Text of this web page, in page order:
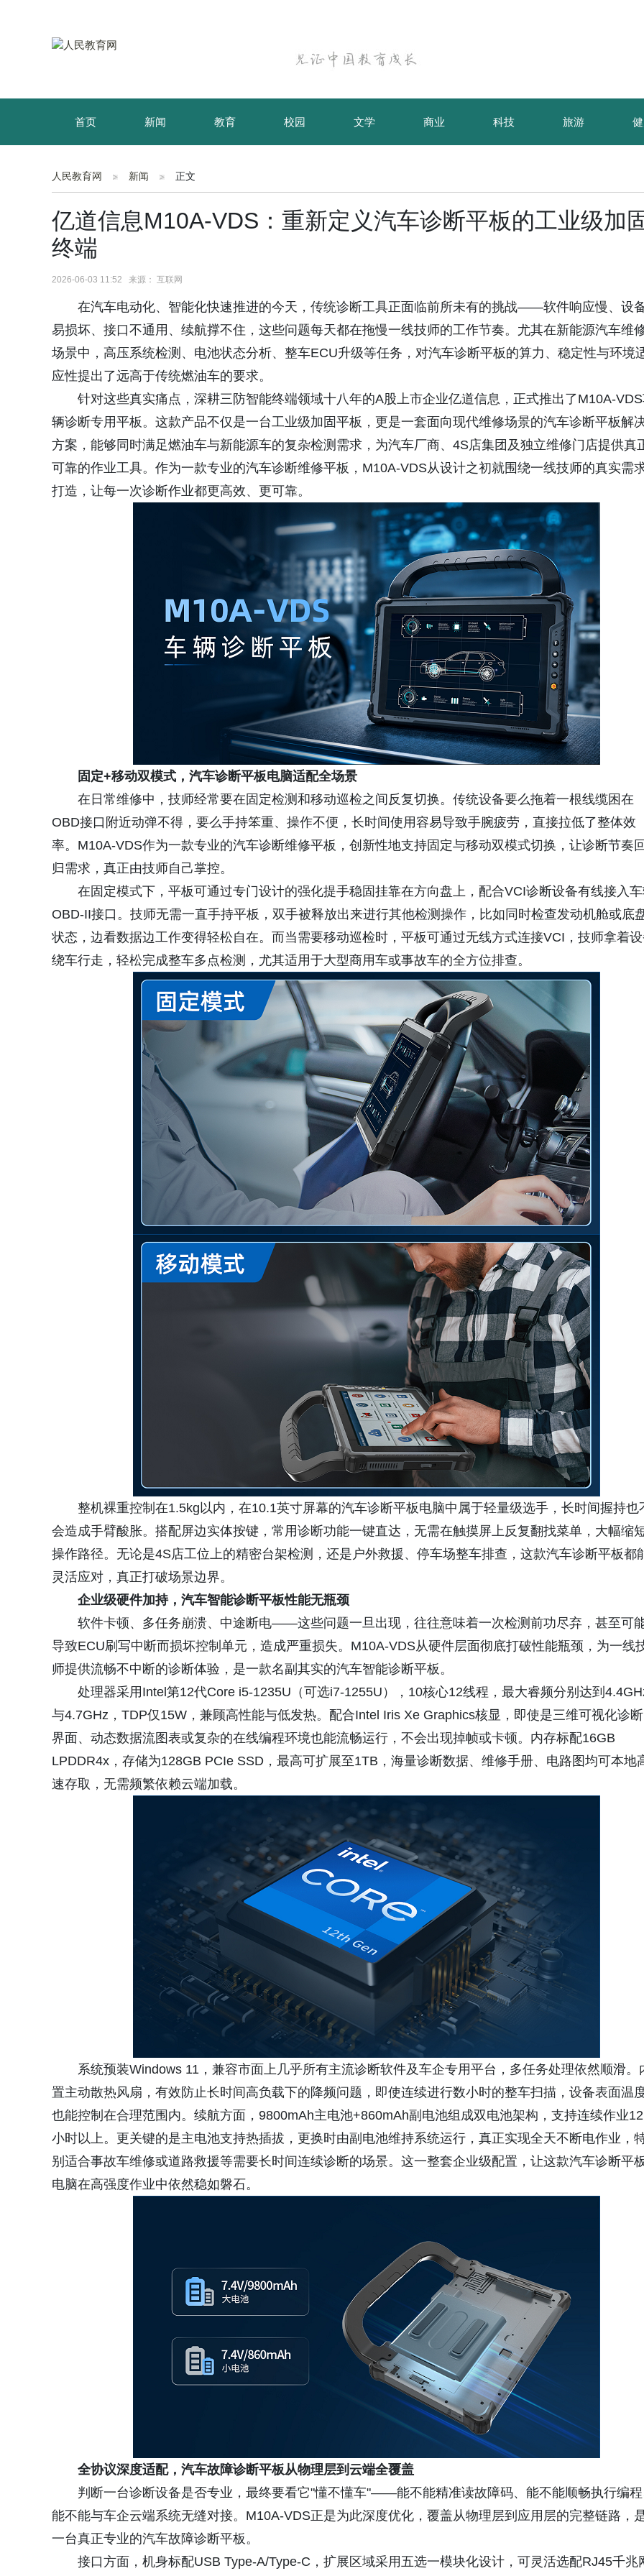
首页 新闻 教育 校园 文学 商业 科技 旅游
育儿 资讯
人民教育网 新闻 正文
亿道信息M10A-VDS：重新定义汽车诊断平板的工业级加
终端
2026-06-03 11:52 来源： 互联网
在汽车电动化、智能化快速推进的今天，传统诊断工具正面临前所未有的挑战——软件响应慢、设
易损坏、接口不通用、续航撑不住，这些问题每天都在拖慢一线技师的工作节奏。尤其在新能源汽车维
场景中，高压系统检测、电池状态分析、整车ECU升级等任务，对汽车诊断平板的算力、稳定性与环境
应性提出了远高于传统燃油车的要求。
针对这些真实痛点，深耕三防智能终端领域十八年的A股上市企业亿道信息，正式推出了M10A-
辆诊断专用平板。这款产品不仅是一台工业级加固平板，更是一套面向现代维修场景的汽车诊断平板解
方案，能够同时满足燃油车与新能源车的复杂检测需求，为汽车厂商、4S店集团及独立维修门店提供真
可靠的作业工具。作为一款专业的汽车诊断维修平板，M10A-VDS从设计之初就围绕一线技师的真实需
打造，让每一次诊断作业都更高效、更可靠。
固定+移动双模式，汽车诊断平板电脑适配全场景
在日常维修中，技师经常要在固定检测和移动巡检之间反复切换。传统设备要么拖着一根线缆困在
OBD接口附近动弹不得，要么手持笨重、操作不便，长时间使用容易导致手腕疲劳，直接拉低了整体效
率。M10A-VDS作为一款专业的汽车诊断维修平板，创新性地支持固定与移动双模式切换，让诊断节奏回
归需求，真正由技师自己掌控。
在固定模式下，平板可通过专门设计的强化提手稳固挂靠在方向盘上，配合VCI诊断设备有线接入
OBD-II接口。技师无需一直手持平板，双手被释放出来进行其他检测操作，比如同时检查发动机舱或底
状态，边看数据边工作变得轻松自在。而当需要移动巡检时，平板可通过无线方式连接VCI，技师拿着
绕车行走，轻松完成整车多点检测，尤其适用于大型商用车或事故车的全方位排查。
整机裸重控制在1.5kg以内，在10.1英寸屏幕的汽车诊断平板电脑中属于轻量级选手，长时间握持也
会造成手臂酸胀。搭配屏边实体按键，常用诊断功能一键直达，无需在触摸屏上反复翻找菜单，大幅缩
操作路径。无论是4S店工位上的精密台架检测，还是户外救援、停车场整车排查，这款汽车诊断平板都
灵活应对，真正打破场景边界。
企业级硬件加持，汽车智能诊断平板性能无瓶颈
软件卡顿、多任务崩溃、中途断电——这些问题一旦出现，往往意味着一次检测前功尽弃，甚至可
导致ECU刷写中断而损坏控制单元，造成严重损失。M10A-VDS从硬件层面彻底打破性能瓶颈，为一线
师提供流畅不中断的诊断体验，是一款名副其实的汽车智能诊断平板。
处理器采用Intel第12代Core i5-1235U（可选i7-1255U），10核心12线程，最大睿频分别达到
与4.7GHz，TDP仅15W，兼顾高性能与低发热。配合Intel Iris Xe Graphics核显，即使是三维可视化诊断
界面、动态数据流图表或复杂的在线编程环境也能流畅运行，不会出现掉帧或卡顿。内存标配16GB
LPDDR4x，存储为128GB PCIe SSD，最高可扩展至1TB，海量诊断数据、维修手册、电路图均可本地
速存取，无需频繁依赖云端加载。
系统预装Windows 11，兼容市面上几乎所有主流诊断软件及车企专用平台，多任务处理依然顺滑。
置主动散热风扇，有效防止长时间高负载下的降频问题，即使连续进行数小时的整车扫描，设备表面温
也能控制在合理范围内。续航方面，9800mAh主电池+860mAh副电池组成双电池架构，支持连续作业12
小时以上。更关键的是主电池支持热插拔，更换时由副电池维持系统运行，真正实现全天不断电作业，
别适合事故车维修或道路救援等需要长时间连续诊断的场景。这一整套企业级配置，让这款汽车诊断平
电脑在高强度作业中依然稳如磐石。
全协议深度适配，汽车故障诊断平板从物理层到云端全覆盖
判断一台诊断设备是否专业，最终要看它"懂不懂车"——能不能精准读故障码、能不能顺畅执行编程
能不能与车企云端系统无缝对接。M10A-VDS正是为此深度优化，覆盖从物理层到应用层的完整链路，
一台真正专业的汽车故障诊断平板。
接口方面，机身标配USB Type-A/Type-C，扩展区域采用五选一模块化设计，可灵活选配RJ45千兆